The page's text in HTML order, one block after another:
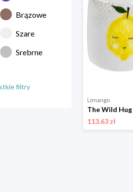
Brązowe
Szare
Srebrne
filtry
Limango
113.63 zł